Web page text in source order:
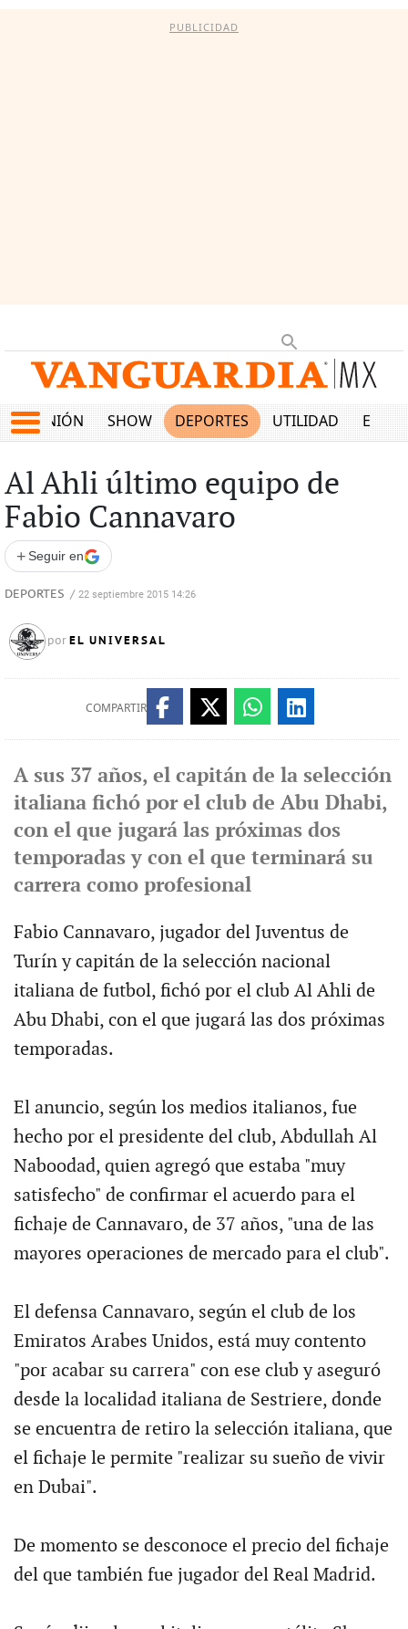
PUBLICIDAD
OPINIÓN SHOW DEPORTES UTILIDAD
Al Ahli último equipo de
Fabio Cannavaro
+ Seguir en
DEPORTES / 22 septiembre 2015 14:26
por EL UNIVERSAL
COMPARTIR
A sus 37 años, el capitán de la selección
italiana fichó por el club de Abu Dhabi,
con el que jugará las próximas dos
temporadas y con el que terminará su
carrera como profesional
Fabio Cannavaro, jugador del Juventus de
Turín y capitán de la selección nacional
italiana de futbol, fichó por el club Al Ahli de
Abu Dhabi, con el que jugará las dos próximas
temporadas.
El anuncio, según los medios italianos, fue
hecho por el presidente del club, Abdullah Al
Naboodad, quien agregó que estaba "muy
satisfecho" de confirmar el acuerdo para el
fichaje de Cannavaro, de 37 años, "una de las
mayores operaciones de mercado para el club".
El defensa Cannavaro, según el club de los
Emiratos Arabes Unidos, está muy contento
"por acabar su carrera" con ese club y aseguró
desde la localidad italiana de Sestriere, donde
se encuentra de retiro la selección italiana, que
el fichaje le permite "realizar su sueño de vivir
en Dubai".
De momento se desconoce el precio del fichaje
del que también fue jugador del Real Madrid.